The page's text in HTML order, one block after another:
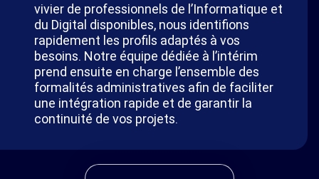
vivier de professionnels de l’Informatique et
du Digital disponibles, nous identifions
rapidement les profils adaptés à vos
besoins. Notre équipe dédiée à l’intérim
prend ensuite en charge l’ensemble des
formalités administratives afin de faciliter
une intégration rapide et de garantir la
continuité de vos projets.